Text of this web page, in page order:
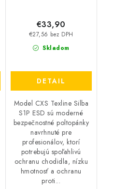
Skladom
€27,56 bez DPH
€33,90
DETAIL
Model CXS Texline Silba
S1P ESD sú moderné
bezpečnostné poltopánky
navrhnuté pre
profesionálov, ktorí
potrebujú spoľahlivú
ochranu chodidla, nízku
hmotnosť a ochranu
proti...